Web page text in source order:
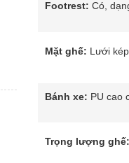
Footrest: Có,
Mặt ghế: Lưới
Bánh xe: PU cao
Trọng lượng ghế: